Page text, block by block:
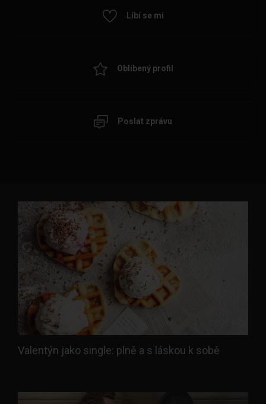
Líbí se mi
Oblíbený profil
Poslat zprávu
Valentýn jako single: plně a s láskou k sobě